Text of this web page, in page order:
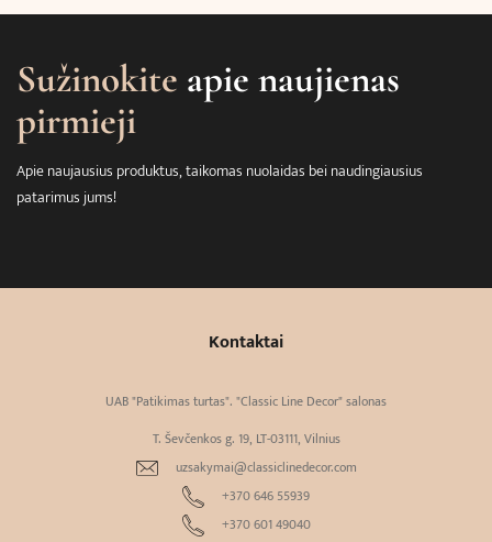
Sužinokite apie naujienas
pirmieji
Apie naujausius produktus, taikomas nuolaidas bei naudingiausius
patarimus jums!
Kontaktai
UAB "Patikimas turtas". "Classic Line Decor" salonas
T. Ševčenkos g. 19, LT-03111, Vilnius
uzsakymai@classiclinedecor.com
+370 646 55939
+370 601 49040